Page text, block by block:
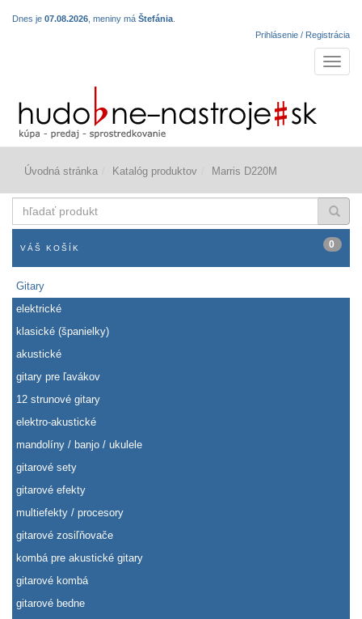
Dnes je 07.08.2026 , meniny má Štefánia
Prihlásenie / Registrácia
Úvodná stránka Katalóg produktov Marris D220M
produkt
VÁŠ KOŠÍK 0
Gitary
elektrické
klasické (španielky)
akustické
gitary pre ľavákov
12 strunové gitary
elektro-akustické
mandolíny / banjo / ukulele
gitarové sety
gitarové efekty
multiefekty / procesory
gitarové zosiľňovače
kombá pre akustické gitary
gitarové kombá
gitarové bedne